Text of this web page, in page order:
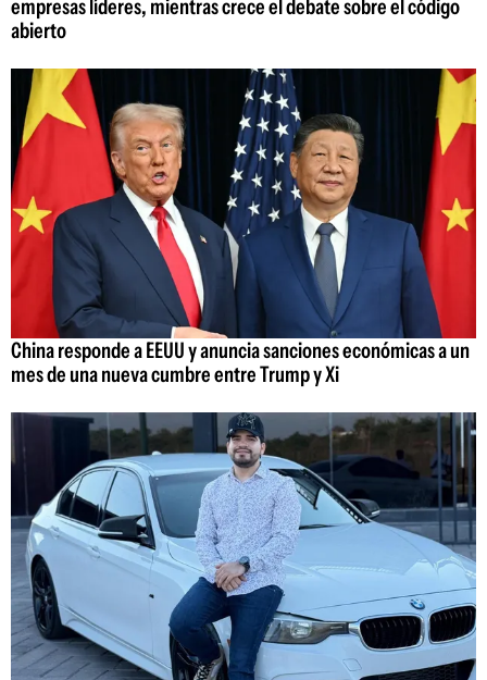
empresas líderes, mientras crece el debate sobre el código
abierto
China responde a EEUU y anuncia sanciones económicas a un
mes de una nueva cumbre entre Trump y Xi